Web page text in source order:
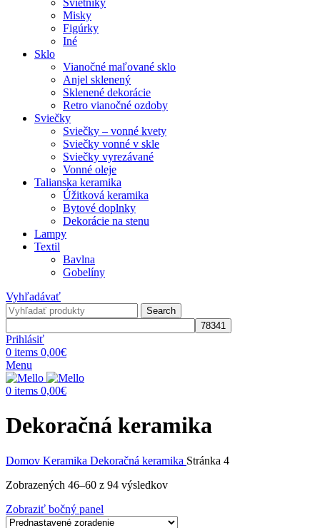
Svietniky
Misky
Figúrky
Iné
Sklo
Vianočné maľované sklo
Anjel sklenený
Sklenené dekorácie
Retro vianočné ozdoby
Sviečky
Sviečky – vonné kvety
Sviečky vonné v skle
Sviečky vyrezávané
Vonné oleje
Talianska keramika
Úžitková keramika
Bytové doplnky
Dekorácie na stenu
Lampy
Textil
Bavlna
Gobelíny
Vyhľadávať
Search
Prihlásiť
0 items 0,00€
Menu
0 items 0,00€
Dekoračná keramika
Domov Keramika Dekoračná keramika Stránka 4
Zobrazených 46–60 z 94 výsledkov
Zobraziť bočný panel